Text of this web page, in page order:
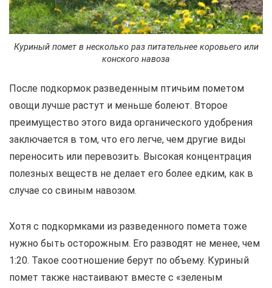
Куриный помет в несколько раз питательнее коровьего или
конского навоза
После подкормок разведенным птичьим пометом
овощи лучше растут и меньше болеют. Второе
преимущество этого вида органического удобрения
заключается в том, что его легче, чем другие виды
переносить или перевозить. Высокая концентрация
полезных веществ не делает его более едким, как в
случае со свиным навозом.
Хотя с подкормками из разведенного помета тоже
нужно быть осторожным. Его разводят не менее, чем
1:20. Такое соотношение берут по объему. Куриный
помет также настаивают вместе с «зеленым